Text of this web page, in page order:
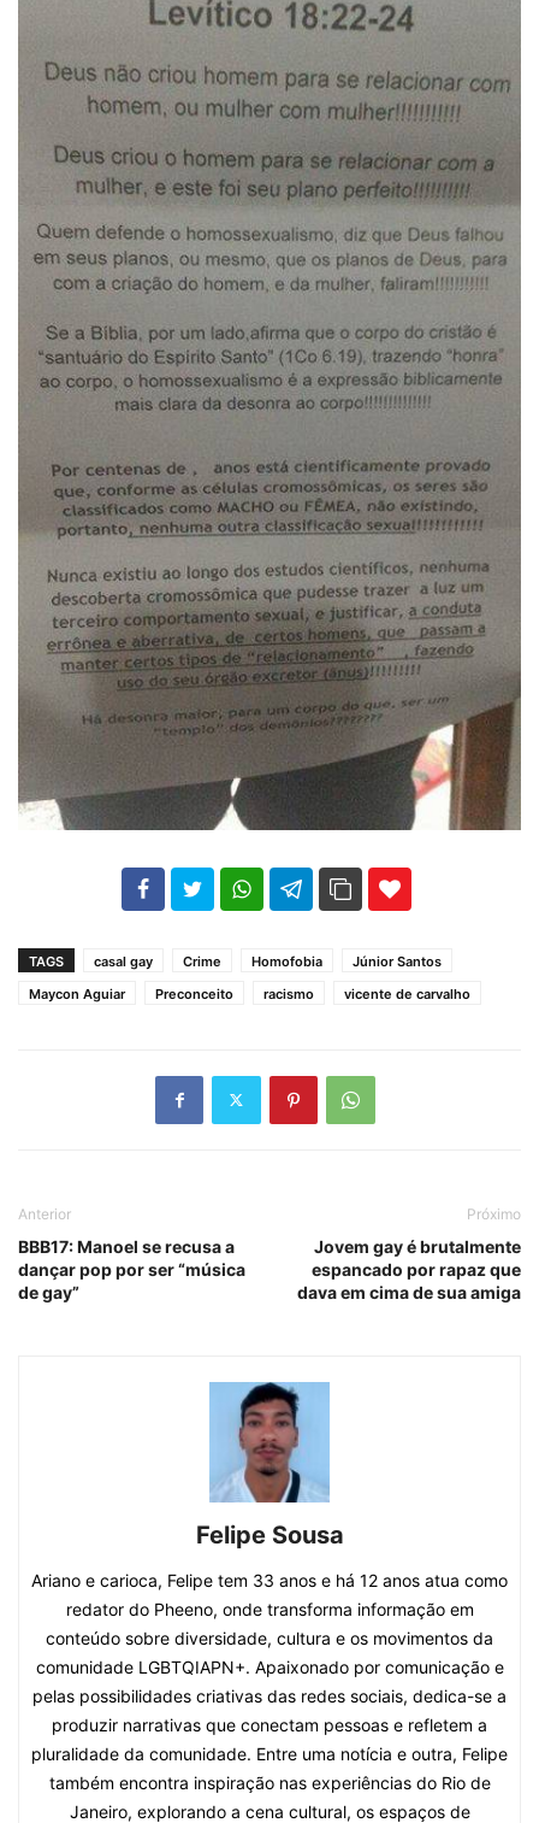
102 35
TAGS casal gay Crime Homofobia
Júnior Santos
Maycon Aguiar
Preconceito racismo vicente de carvalho
Anterior
BBB17: Manoel se recusa a
dançar pop por ser “música
de gay”
Próximo
Jovem gay é brutalmente
espancado por rapaz que
dava em cima de sua amiga
Felipe Sousa
Ariano e carioca, Felipe tem 33 anos e há 12 anos atua como
redator do Pheeno, onde transforma informação em
conteúdo sobre diversidade, cultura e os movimentos da
comunidade LGBTQIAPN+. Apaixonado por comunicação e
pelas possibilidades criativas das redes sociais, dedica-se a
produzir narrativas que conectam pessoas e refletem a
pluralidade da comunidade. Entre uma notícia e outra, Felipe
também encontra inspiração nas experiências do Rio de
Janeiro, explorando a cena cultural, os espaços de